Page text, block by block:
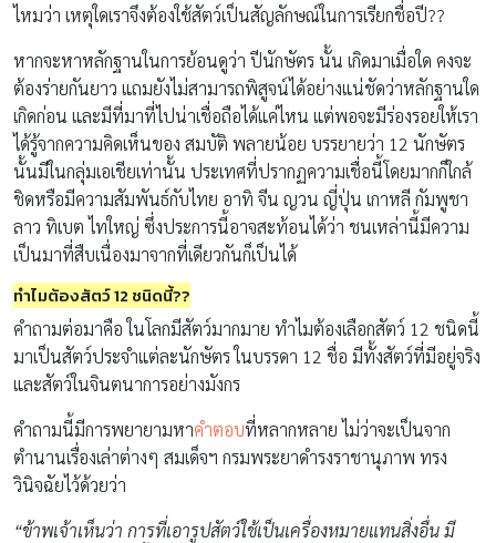
ไหมว่า เหตุใดเราจึงต้องใช้สัตว์เป็นสัญลักษณ์ในการเรียกชื่อปี??
หากจะหาหลักฐานในการย้อนดูว่า ปีนักษัตร นั้น เกิดมาเมื่อใด คงจะ
ต้องร่ายกันยาว แถมยังไม่สามารถพิสูจน์ได้อย่างแน่ชัดว่าหลักฐานใด
เกิดก่อน และมีที่มาที่ไปน่าเชื่อถือได้แค่ไหน แต่พอจะมีร่องรอยให้เรา
ได้รู้จากความคิดเห็นของ สมบัติ พลายน้อย บรรยายว่า 12 นักษัตร
นั้นมีในกลุ่มเอเชียเท่านั้น ประเทศที่ปรากฏความเชื่อนี้โดยมากก็ใกล้
ชิดหรือมีความสัมพันธ์กับไทย อาทิ จีน ญวน ญี่ปุ่น เกาหลี กัมพูชา
ลาว ทิเบต ไทใหญ่ ซึ่งประการนี้อาจสะท้อนได้ว่า ชนเหล่านี้มีความ
เป็นมาที่สืบเนื่องมาจากที่เดียวกันก็เป็นได้
ทำไมต้องสัตว์ 12 ชนิดนี้??
คำถามต่อมาคือ ในโลกมีสัตว์มากมาย ทำไมต้องเลือกสัตว์ 12 ชนิดนี้
มาเป็นสัตว์ประจำแต่ละนักษัตร ในบรรดา 12 ชื่อ มีทั้งสัตว์ที่มีอยู่จริง
และสัตว์ในจินตนาการอย่างมังกร
คำถามนี้มีการพยายามหาคำตอบที่หลากหลาย ไม่ว่าจะเป็นจาก
ตำนานเรื่องเล่าต่างๆ สมเด็จฯ กรมพระยาดำรงราชานุภาพ ทรง
วินิจฉัยไว้ด้วยว่า
“ข้าพเจ้าเห็นว่า การที่เอารูปสัตว์ใช้เป็นเครื่องหมายแทนสิ่งอื่น มี